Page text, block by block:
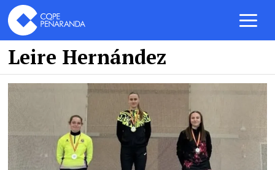
Leire Hernández